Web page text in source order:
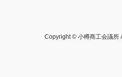
Copyright © 小樽商工会議所